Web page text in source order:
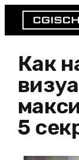
Как
5